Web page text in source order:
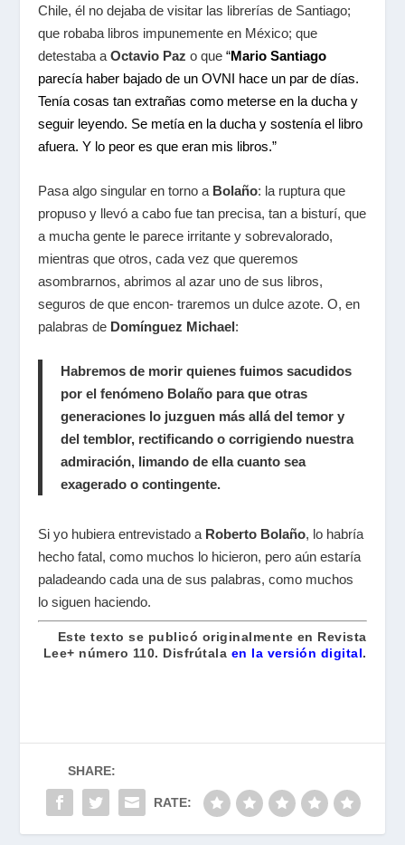
Chile, él no dejaba de visitar las librerías de Santiago;
que robaba libros impunemente en México; que
detestaba aOctavio Paz o que“Mario Santiago
parecía haber bajado de un OVNI hace un par de días.
Tenía cosas tan extrañas como meterse en la ducha y
seguir leyendo. Se metía en la ducha y sostenía el libro
afuera. Y lo peor es que eran mis libros.”
Pasa algo singular en torno a Bolaño: la ruptura que
propuso y llevó a cabo fue tan precisa, tan a bisturí, que
a mucha gente le parece irritante y sobrevalorado,
mientras que otros, cada vez que queremos
asombrarnos, abrimos al azar uno de sus libros,
seguros de que encon- traremos un dulce azote. O, en
palabras de Domínguez Michael:
Habremos de morir quienes fuimos sacudidos
por el fenómeno Bolaño para que otras
generaciones lo juzguen más allá del temor y
del temblor, rectificando o corrigiendo nuestra
admiración, limando de ella cuanto sea
exagerado o contingente.
Si yo hubiera entrevistado a Roberto Bolaño, lo habría
hecho fatal, como muchos lo hicieron, pero aún estaría
paladeando cada una de sus palabras, como muchos
lo siguen haciendo.
Este texto se publicó originalmente en Revista
Lee+ número 110. Disfrútala en la versión digital.
SHARE:
RATE: